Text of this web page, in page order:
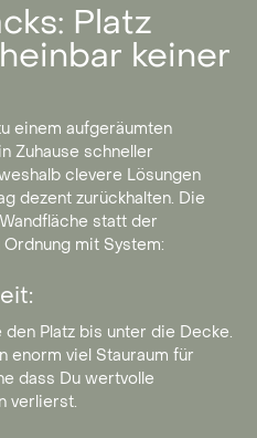
Platz
keiner
einem aufgeräumten
Zuhause schneller
clevere Lösungen
dezent zurückhalten. Die
statt der
mit System:
Platz bis unter die Decke.
enorm viel Stauraum für
dass Du wertvolle
verlierst.